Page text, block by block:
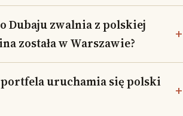
Dubaju zwalnia z polskiej
została w Warszawie?
uruchamia się polski